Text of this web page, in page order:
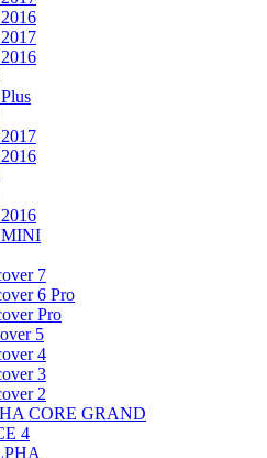
MINI
7
6 Pro
Pro
5
4
3
2
CORE GRAND
4